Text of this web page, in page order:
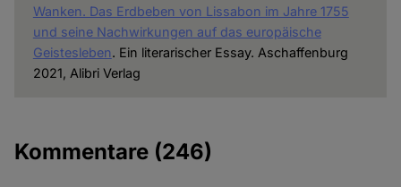
Wanken. Das Erdbeben von Lissabon im Jahre 1755
und seine Nachwirkungen auf das europäische
Geistesleben. Ein literarischer Essay. Aschaffenburg
2021, Alibri Verlag
Kommentare (246)